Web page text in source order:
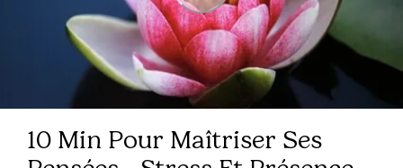
10 Min Pour Maîtriser Ses